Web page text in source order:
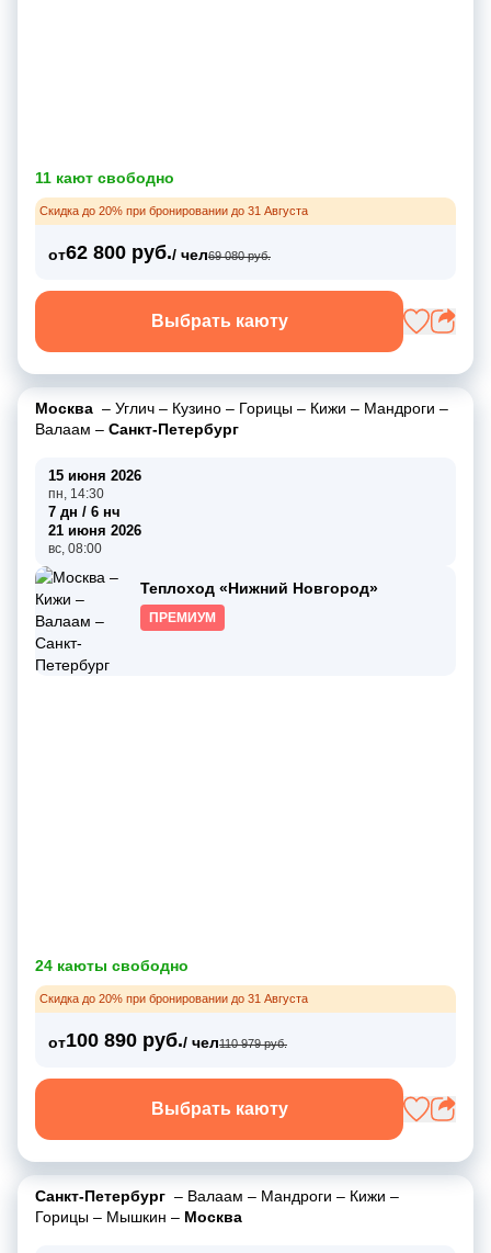
11 кают свободно
Скидка до 20% при бронировании до 31 Августа
от62 800 руб./ чел69 080 руб.
Выбрать каюту
Москва – Углич – Кузино – Горицы – Кижи – Мандроги –
Валаам – Санкт-Петербург
15 июня 2026
пн, 14:30
7 дн / 6 нч
21 июня 2026
вс, 08:00
Теплоход «Нижний Новгород»
ПРЕМИУМ
24 каюты свободно
Скидка до 20% при бронировании до 31 Августа
от100 890 руб./ чел110 979 руб.
Выбрать каюту
Санкт-Петербург – Валаам – Мандроги – Кижи –
Горицы – Мышкин – Москва